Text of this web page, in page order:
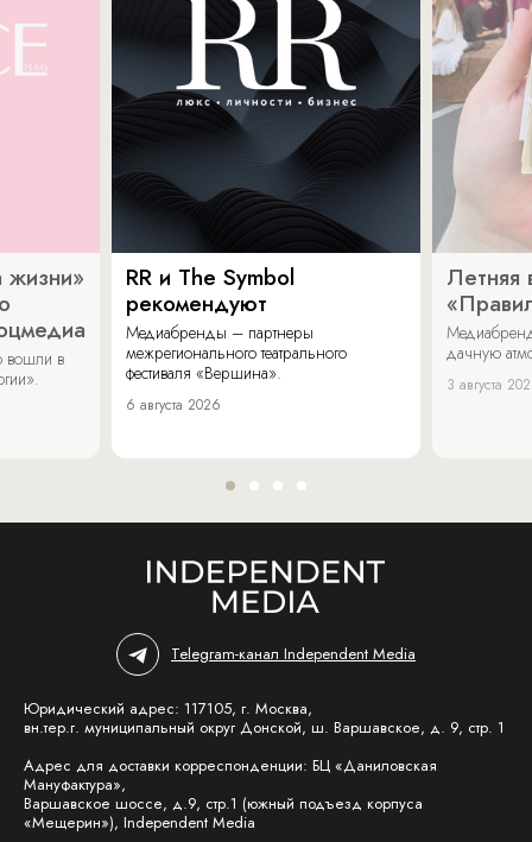
жизни»
вошли в
RR и The Symbol
рекомендуют
Медиабренды – партнеры
межрегионального театрального
фестиваля «Вершина».
6 августа 2026
Летняя
дачную
3 августа
Telegram-канал Independent Media
Юридический адрес: 117105, г. Москва,
вн.тер.г. муниципальный округ Донской, ш. Варшавское, д. 9, стр. 1
Адрес для доставки корреспонденции: БЦ «Даниловская
Мануфактура»,
Варшавское шоссе, д.9, стр.1 (южный подъезд корпуса
«Мещерин»), Independent Media